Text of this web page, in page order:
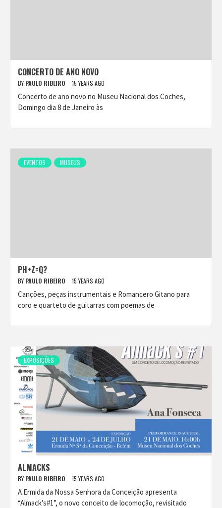
CONCERTO DE ANO NOVO
BY PAULO RIBEIRO 15 YEARS AGO
Concerto de ano novo no Museu Nacional dos Coches,
Domingo dia 8 de Janeiro às
EVENTOS MUSEUS
PH+Z=Q?
BY PAULO RIBEIRO 15 YEARS AGO
Canções, peças instrumentais e Romancero Gitano para
coro e quarteto de guitarras com poemas de
EXPOSIÇÕES
ALMACKS
BY PAULO RIBEIRO 15 YEARS AGO
A Ermida da Nossa Senhora da Conceição apresenta
“Almack’s#1”, o novo conceito de locomoção, revisitado